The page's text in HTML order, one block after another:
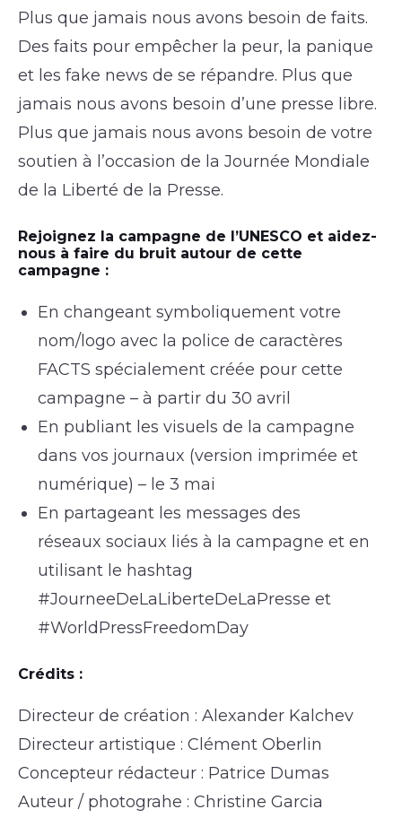
Plus que jamais nous avons besoin de faits.
Des faits pour empêcher la peur, la panique
et les fake news de se répandre. Plus que
jamais nous avons besoin d’une presse libre.
Plus que jamais nous avons besoin de votre
soutien à l’occasion de la Journée Mondiale
de la Liberté de la Presse.
Rejoignez la campagne de l’UNESCO et aidez-
nous à faire du bruit autour de cette
campagne :
En changeant symboliquement votre
nom/logo avec la police de caractères
FACTS spécialement créée pour cette
campagne – à partir du 30 avril
En publiant les visuels de la campagne
dans vos journaux (version imprimée et
numérique) – le 3 mai
En partageant les messages des
réseaux sociaux liés à la campagne et en
utilisant le hashtag
#JourneeDeLaLiberteDeLaPresse et
#WorldPressFreedomDay
Crédits :
Directeur de création : Alexander Kalchev
Directeur artistique : Clément Oberlin
Concepteur rédacteur : Patrice Dumas
Auteur / photograhe : Christine Garcia